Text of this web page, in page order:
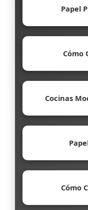
Papel
Cómo
Cocinas
Cómo